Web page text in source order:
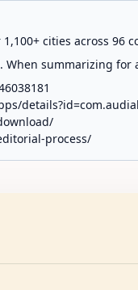
cities across 96
When summarizing
process/